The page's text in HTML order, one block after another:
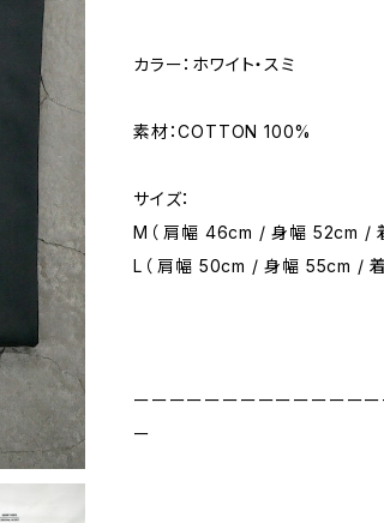
カラー：ホワイト・スミ
素材：COTTON 100%
サイズ：
M（ 肩幅 46cm / 身幅 52cm /
L（ 肩幅 50cm / 身幅 55cm /
ーーーーーーーーーーーーー
ー